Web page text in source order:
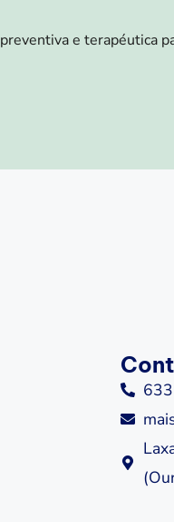
e terapéutica